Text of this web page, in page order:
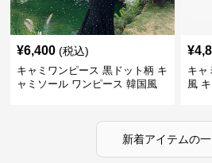
¥6,400 (税込)
キャミワンピース 黒ドット柄 キ
ャミソール ワンピース 韓国風
¥
キャ
風
新着アイテムの